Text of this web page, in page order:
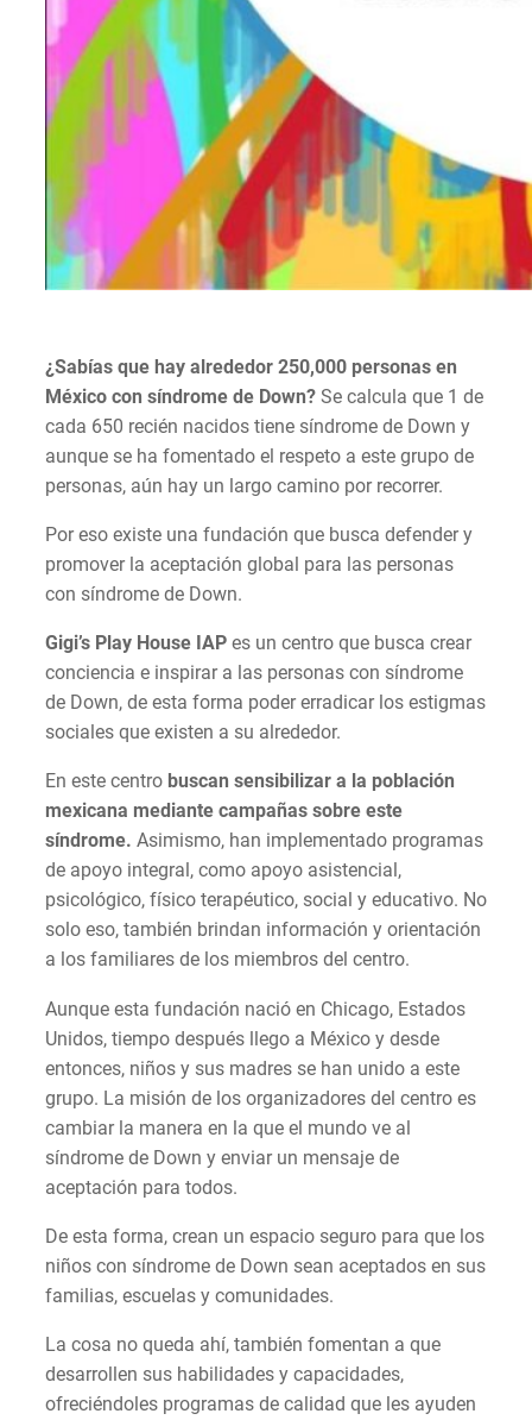
¿Sabías que hay alrededor 250,000 personas en
México con síndrome de Down? Se calcula que 1 de
cada 650 recién nacidos tiene síndrome de Down y
aunque se ha fomentado el respeto a este grupo de
personas, aún hay un largo camino por recorrer.
Por eso existe una fundación que busca defender y
promover la aceptación global para las personas
con síndrome de Down.
Gigi’s Play House IAP es un centro que busca crear
conciencia e inspirar a las personas con síndrome
de Down, de esta forma poder erradicar los estigmas
sociales que existen a su alrededor.
En este centro buscan sensibilizar a la población
mexicana mediante campañas sobre este
síndrome. Asimismo, han implementado programas
de apoyo integral, como apoyo asistencial,
psicológico, físico terapéutico, social y educativo. No
solo eso, también brindan información y orientación
a los familiares de los miembros del centro.
Aunque esta fundación nació en Chicago, Estados
Unidos, tiempo después llego a México y desde
entonces, niños y sus madres se han unido a este
grupo. La misión de los organizadores del centro es
cambiar la manera en la que el mundo ve al
síndrome de Down y enviar un mensaje de
aceptación para todos.
De esta forma, crean un espacio seguro para que los
niños con síndrome de Down sean aceptados en sus
familias, escuelas y comunidades.
La cosa no queda ahí, también fomentan a que
desarrollen sus habilidades y capacidades,
ofreciéndoles programas de calidad que les ayuden